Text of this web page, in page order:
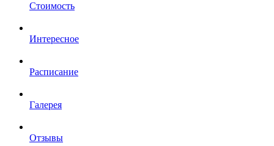
Стоимость
Интересное
Расписание
Галерея
Отзывы